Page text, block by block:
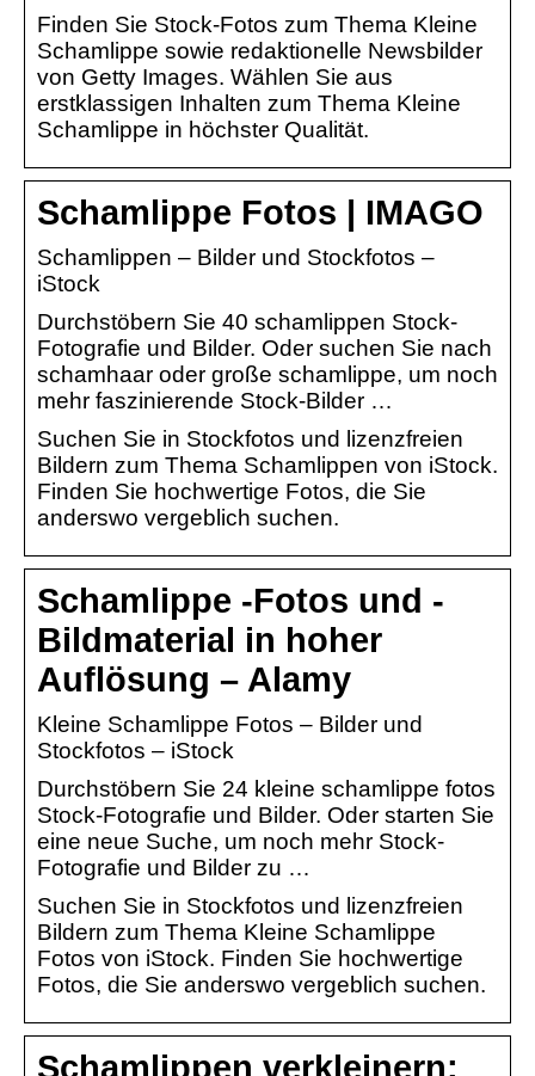
Finden Sie Stock-Fotos zum Thema Kleine
Schamlippe sowie redaktionelle Newsbilder
von Getty Images. Wählen Sie aus
erstklassigen Inhalten zum Thema Kleine
Schamlippe in höchster Qualität.
Schamlippe Fotos | IMAGO
Schamlippen – Bilder und Stockfotos –
iStock
Durchstöbern Sie 40 schamlippen Stock-
Fotografie und Bilder. Oder suchen Sie nach
schamhaar oder große schamlippe, um noch
mehr faszinierende Stock-Bilder …
Suchen Sie in Stockfotos und lizenzfreien
Bildern zum Thema Schamlippen von iStock.
Finden Sie hochwertige Fotos, die Sie
anderswo vergeblich suchen.
Schamlippe -Fotos und -
Bildmaterial in hoher
Auflösung – Alamy
Kleine Schamlippe Fotos – Bilder und
Stockfotos – iStock
Durchstöbern Sie 24 kleine schamlippe fotos
Stock-Fotografie und Bilder. Oder starten Sie
eine neue Suche, um noch mehr Stock-
Fotografie und Bilder zu …
Suchen Sie in Stockfotos und lizenzfreien
Bildern zum Thema Kleine Schamlippe
Fotos von iStock. Finden Sie hochwertige
Fotos, die Sie anderswo vergeblich suchen.
Schamlippen verkleinern: